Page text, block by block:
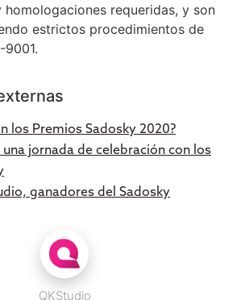
requeridas, y son
estrictos procedimientos de
9001.
los Premios Sadosky 2020?
una jornada de celebración con los
ganadores del Sadosky
QKStudio